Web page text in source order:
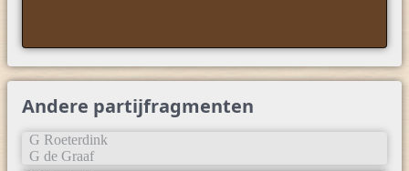
Andere partijfragmenten
G Roeterdink
G de Graaf